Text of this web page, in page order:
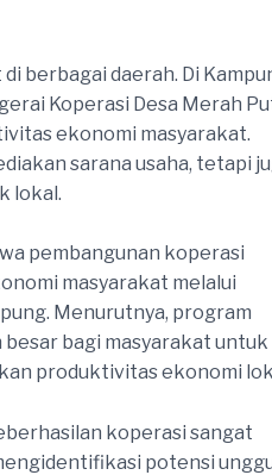
berbagai daerah. Di
Koperasi Desa Merah
ekonomi masyarakat.
sarana usaha, tetapi
lokal.
pembangunan koperasi
masyarakat melalui
Menurutnya, program
bagi masyarakat untuk
produktivitas ekonomi
koperasi sangat
potensi